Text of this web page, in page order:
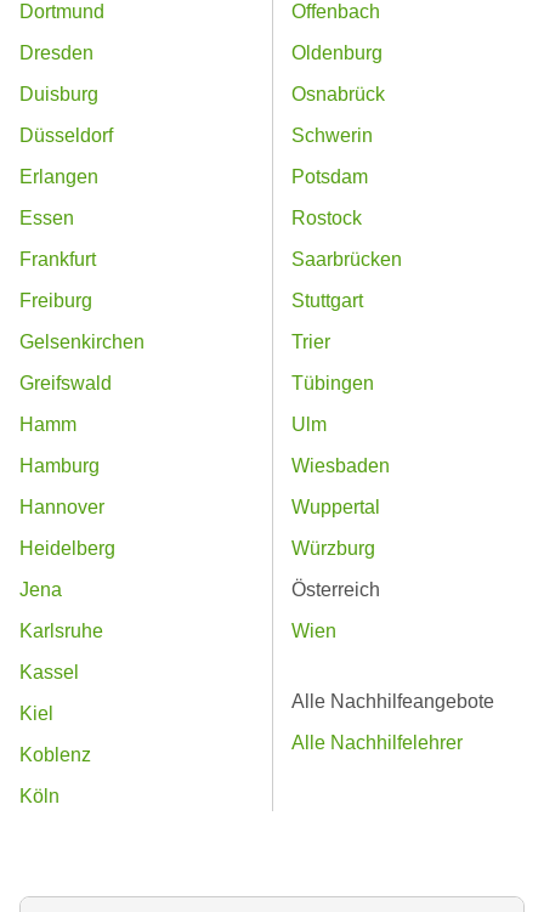
Dortmund
Dresden
Duisburg
Düsseldorf
Erlangen
Essen
Frankfurt
Freiburg
Gelsenkirchen
Greifswald
Hamm
Hamburg
Hannover
Heidelberg
Jena
Karlsruhe
Kassel
Kiel
Koblenz
Köln
Offenbach
Oldenburg
Osnabrück
Schwerin
Potsdam
Rostock
Saarbrücken
Stuttgart
Trier
Tübingen
Ulm
Wiesbaden
Wuppertal
Würzburg
Österreich
Wien
Alle Nachhilfeangebote
Alle Nachhilfelehrer